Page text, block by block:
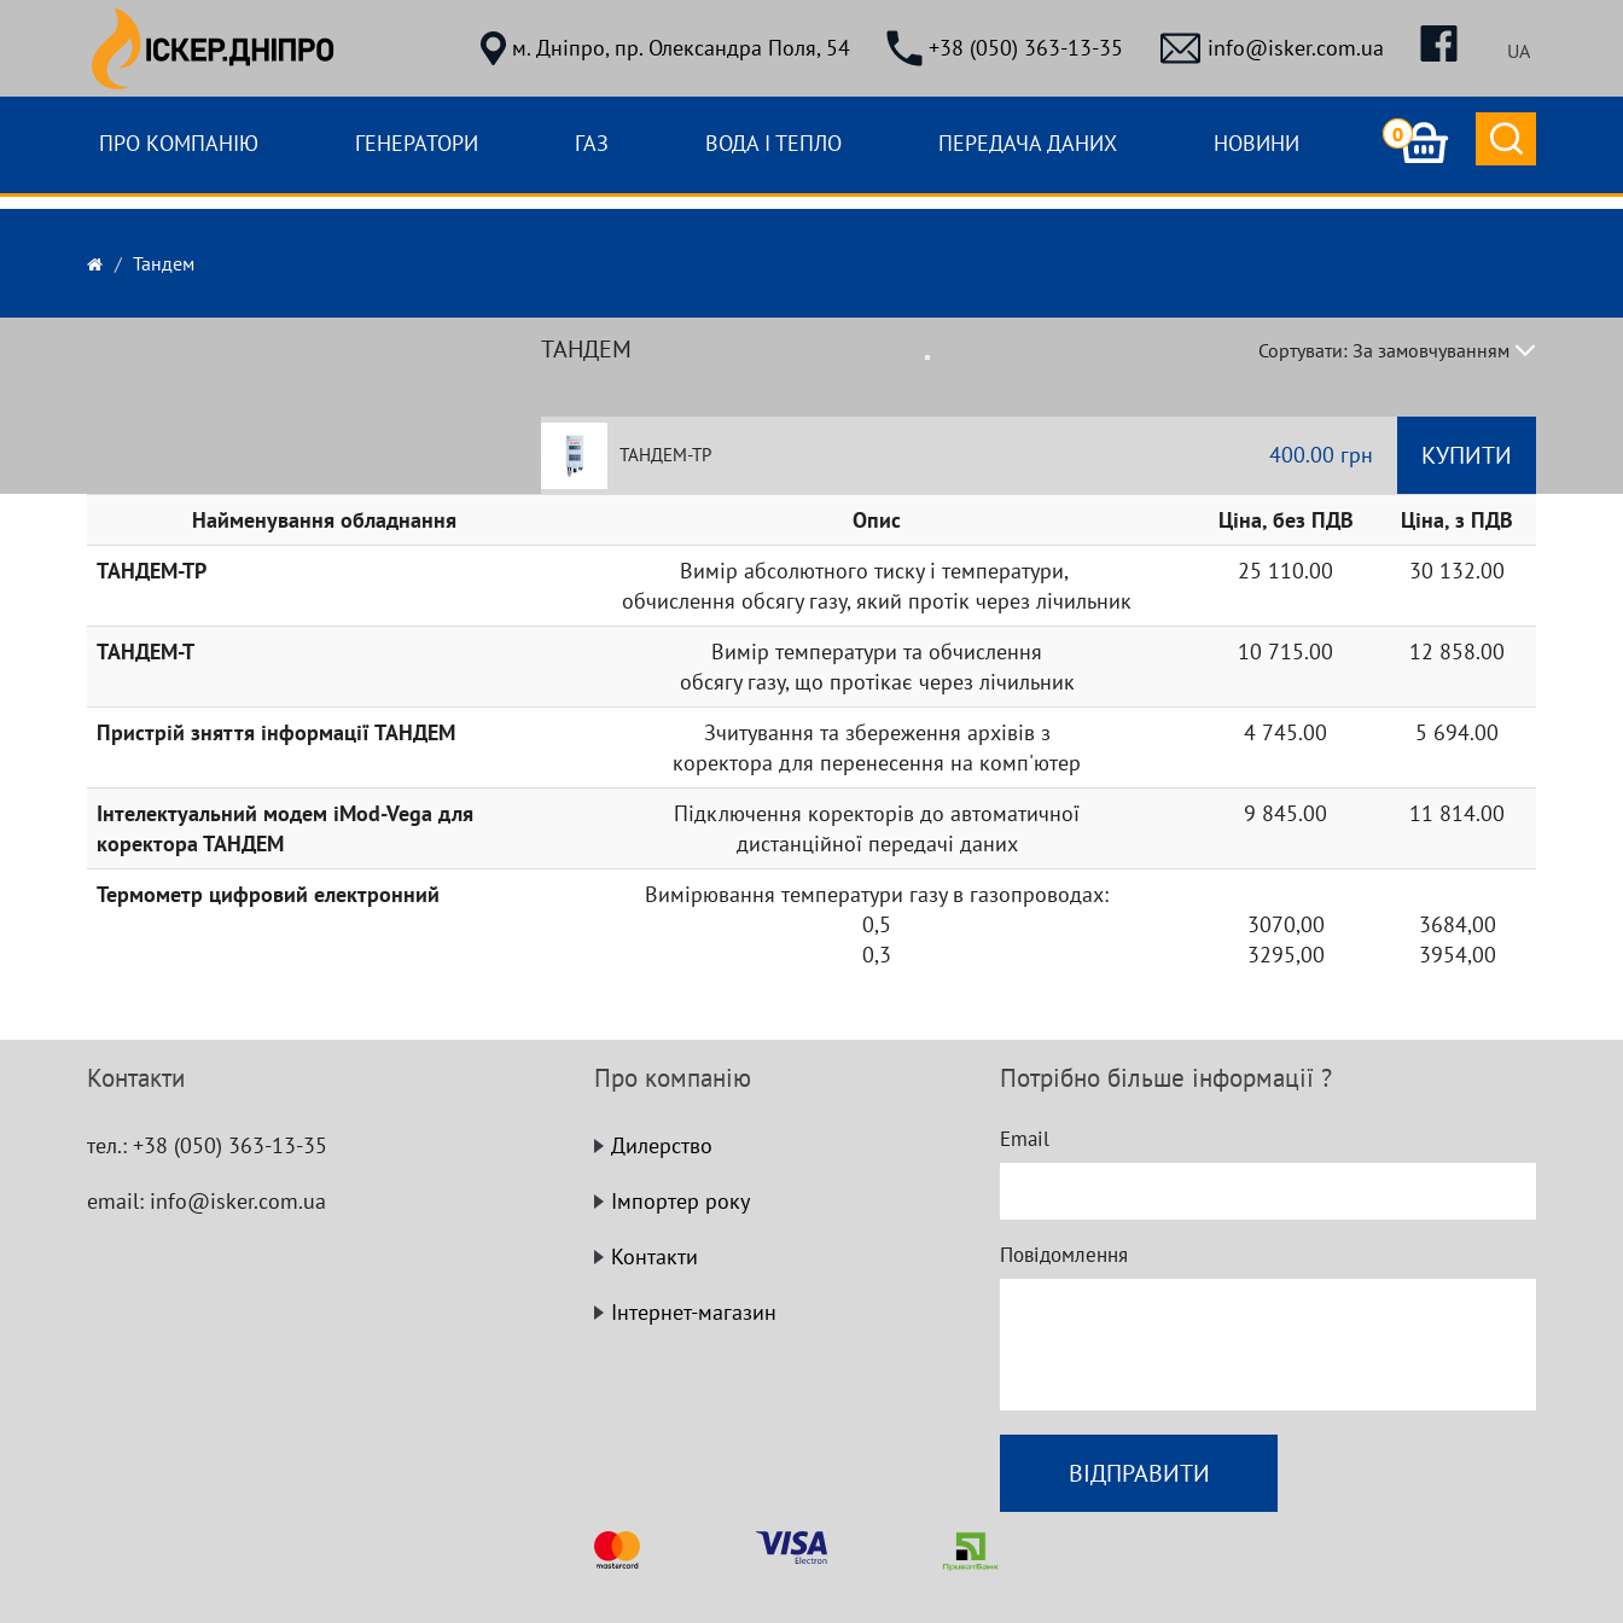
м. Дніпро, пр. Олександра Поля, 54 +38 (050) 363-13-35 info@isker.com.ua UA
ПРО КОМПАНІЮ ГЕНЕРАТОРИ ГАЗ ВОДА І ТЕПЛО ПЕРЕДАЧА ДАНИХ НОВИНИ 0
Тандем
ТАНДЕМ Сортувати: За замовчуванням
Назва (Я - А)
Ціна (низька > висока)
Ціна (висока > низька)
високого)
низького)
Модель (А - Я)
Модель (Я - А)
ТАНДЕМ-ТР 400.00 грн КУПИТИ
Найменування обладнання Опис Ціна, без ПДВ
Ціна, з ПДВ
ТАНДЕМ-ТР
Вимір абсолютного тиску і температури,
обчислення обсягу газу, який протік через лічильник
25 110.00 30 132.00
ТАНДЕМ-Т
Вимір температури та обчислення
обсягу газу, що протікає через лічильник
10 715.00 12 858.00
Пристрій зняття інформації ТАНДЕМ
Зчитування та збереження архівів з
коректора для перенесення на комп'ютер
4 745.00 5 694.00
Інтелектуальний модем iMod-Vega для
коректора ТАНДЕМ
Підключення коректорів до автоматичної
дистанційної передачі даних
9 845.00 11 814.00
Термометр цифровий електронний
Вимірювання температури газу в газопроводах:
0,5
0,3
3070,00
3295,00
3684,00
3954,00
Контакти
тел.: +38 (050) 363-13-35
email: info@isker.com.ua
Про компанію
Дилерство
Імпортер року
Контакти
Інтернет-магазин
Потрібно більше інформації ?
Email
Повідомлення
ВІДПРАВИТИ